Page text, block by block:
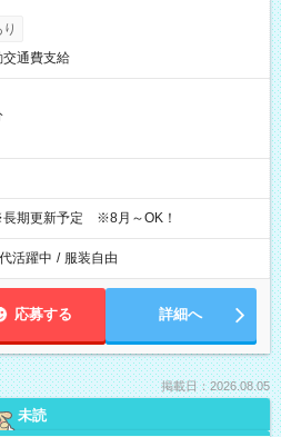
通費支給
期更新予定 ※8月～OK！
活躍中 / 服装自由
応募する 詳細へ
掲載日：2026.08.05
未読